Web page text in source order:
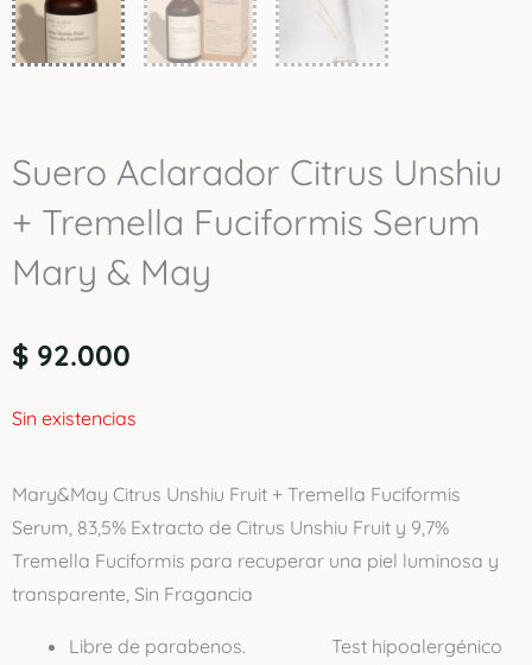
Suero Aclarador Citrus Unshiu
+ Tremella Fuciformis Serum
Mary & May
$ 92.000
Sin existencias
Mary&May Citrus Unshiu Fruit + Tremella Fuciformis
Serum, 83,5% Extracto de Citrus Unshiu Fruit y 9,7%
Tremella Fuciformis para recuperar una piel luminosa y
transparente, Sin Fragancia
Libre de parabenos. Test hipoalergénico